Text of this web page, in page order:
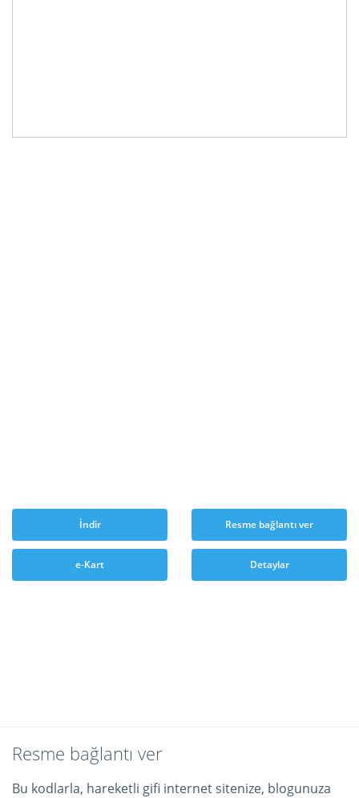
İndir Resme bağlantı ver
e-Kart Detaylar
Resme bağlantı ver
Bu kodlarla, hareketli gifi internet sitenize, blogunuza